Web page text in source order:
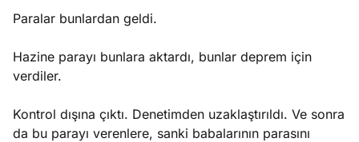
Paralar bunlardan geldi.
Hazine parayı bunlara aktardı, bunlar deprem için
verdiler.
Kontrol dışına çıktı. Denetimden uzaklaştırıldı. Ve sonra
da bu parayı verenlere, sanki babalarının parasını